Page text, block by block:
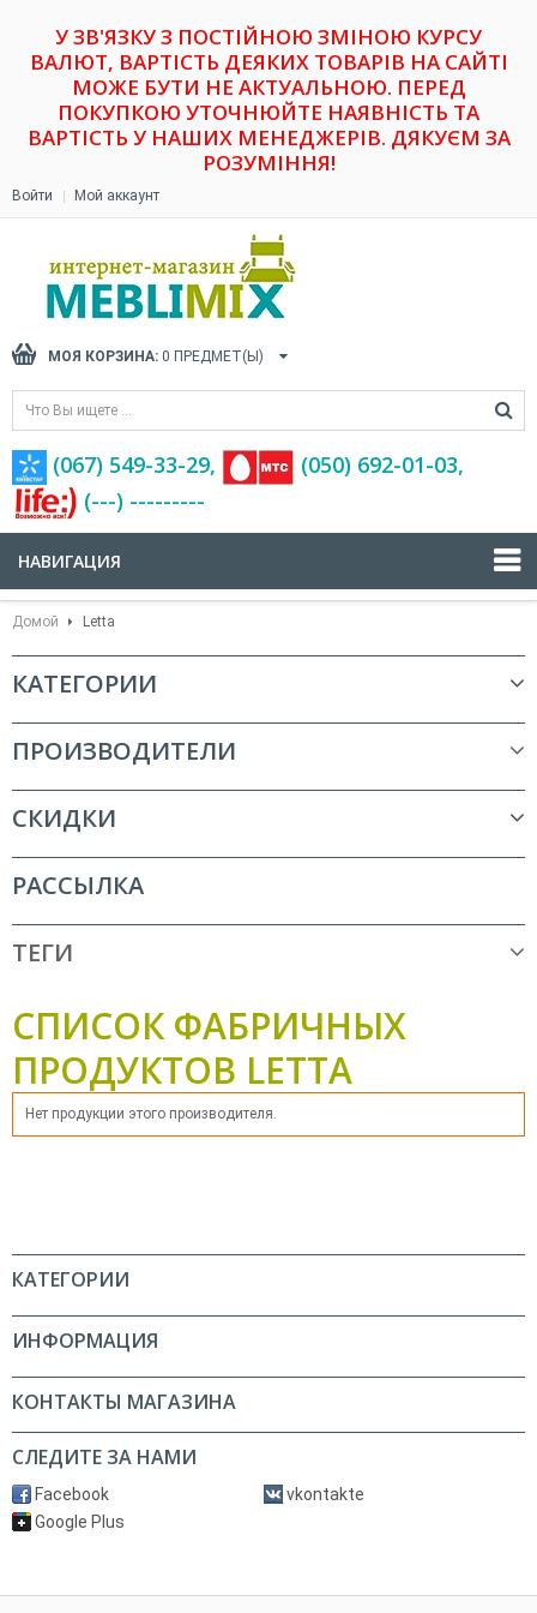
У ЗВ'ЯЗКУ З ПОСТІЙНОЮ ЗМІНОЮ КУРСУ
ВАЛЮТ, ВАРТІСТЬ ДЕЯКИХ ТОВАРІВ НА САЙТІ
МОЖЕ БУТИ НЕ АКТУАЛЬНОЮ. ПЕРЕД
ПОКУПКОЮ УТОЧНЮЙТЕ НАЯВНІСТЬ ТА
ВАРТІСТЬ У НАШИХ МЕНЕДЖЕРІВ. ДЯКУЄМ ЗА
РОЗУМІННЯ!
Войти Мой аккаунт
МОЯ КОРЗИНА: 0 ПРЕДМЕТ(Ы)
(067) 549-33-29,
(‎050) 692-01-03,
(---) ---------
НАВИГАЦИЯ
Домой Letta
КАТЕГОРИИ
ПРОИЗВОДИТЕЛИ
СКИДКИ
РАССЫЛКА
ТЕГИ
СПИСОК ФАБРИЧНЫХ
ПРОДУКТОВ LETTA
Нет продукции этого производителя.
КАТЕГОРИИ
ИНФОРМАЦИЯ
КОНТАКТЫ МАГАЗИНА
СЛЕДИТЕ ЗА НАМИ
Facebook
vkontakte
Google Plus